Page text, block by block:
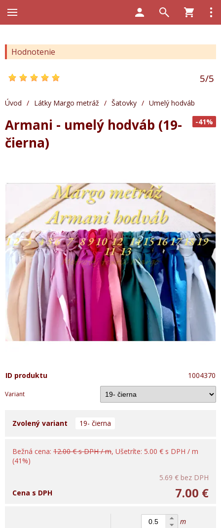
Hodnotenie
5/5
Úvod / Látky Margo metráž / Šatovky / Umelý hodváb
-41%
Armani - umelý hodváb (19-
čierna)
ID produktu 1004370
Variant
Zvolený variant 19- čierna
Bežná cena: 12.00 € s DPH / m, Ušetríte: 5.00 € s DPH / m
(41%)
5.69 € bez DPH
7.00 €
Cena s DPH
m